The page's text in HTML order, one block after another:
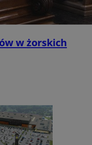
w żorskich